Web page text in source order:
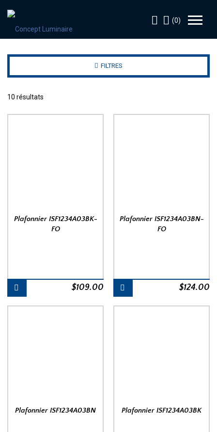
(0)
FILTRES
10 résultats
Plafonnier ISF1234A03BK-
FO
$109.00
Plafonnier ISF1234A03BN-
FO
$124.00
Plafonnier ISF1234A03BN Plafonnier ISF1234A03BK